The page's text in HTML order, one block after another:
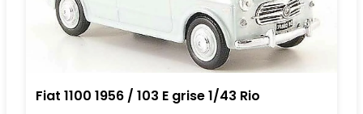
Fiat 1100 1956 / 103 E grise 1/43 Rio